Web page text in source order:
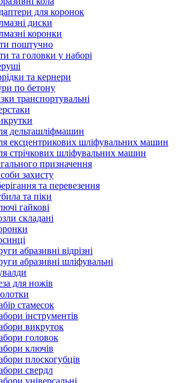
для коронок
диски
коронки
поштучно
та головки у наборі
та кернери
по бетону
транспортувальні
дельташліфмашин
ексцентрикових шліфувальних машин
стрічкових шліфувальних машин
призначення
захисту
та перевезення
та піки
гайкові
складані
абразивні відрізні
абразивні шліфувальні
для ножів
стамесок
інструментів
викруток
головок
ключів
плоскогубців
свердл
універсальні